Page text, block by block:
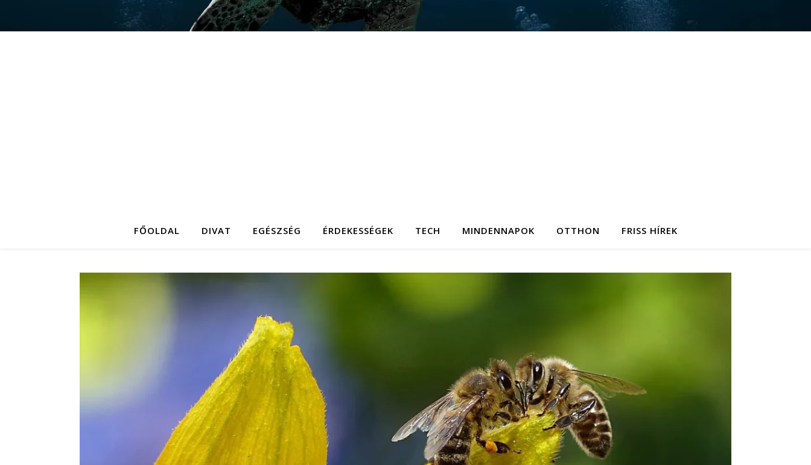
FŐOLDAL DIVAT EGÉSZSÉG ÉRDEKESSÉGEK TECH MINDENNAPOK OTTHON FRISS HÍREK